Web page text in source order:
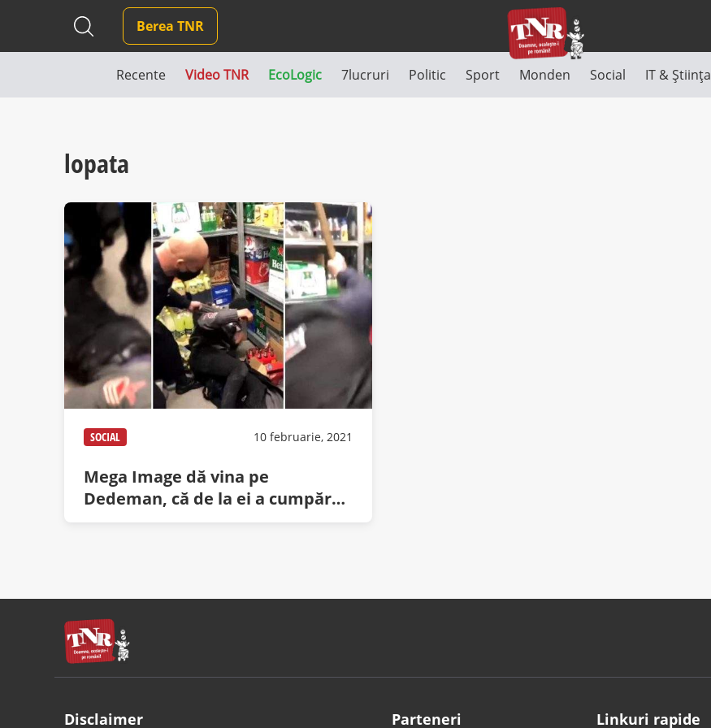
Berea TNR
Recente Video TNR EcoLogic 7lucruri Politic Sport Monden Social IT & Știința
lopata
SOCIAL 10 februarie, 2021
Mega Image dă vina pe
Dedeman, că de la ei a cumpărat
lopata!
Disclaimer Parteneri Linkuri rapide